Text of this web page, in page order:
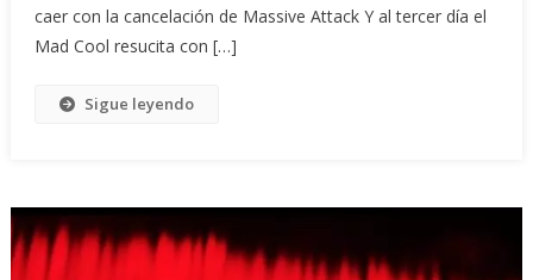
caer con la cancelación de Massive Attack Y al tercer día el
Mad Cool resucita con […]
Sigue leyendo